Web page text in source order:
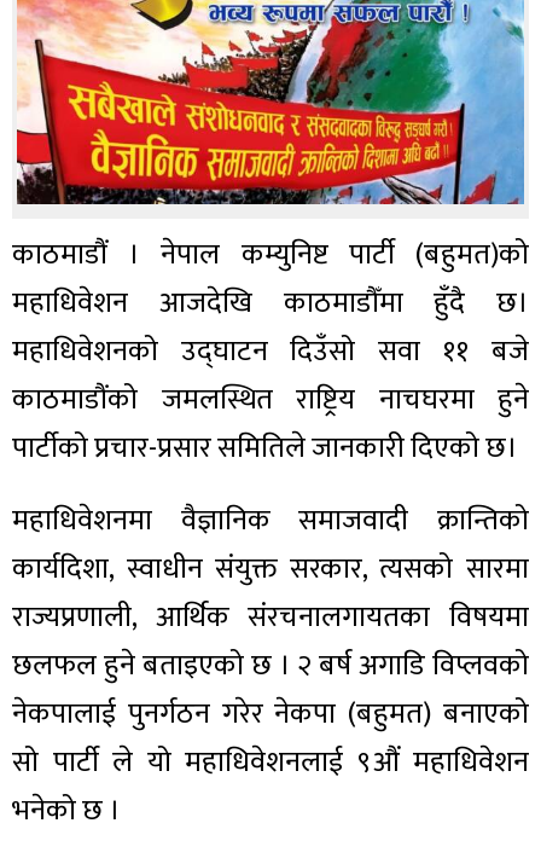
काठमाडौं । नेपाल कम्युनिष्ट पार्टी (बहुमत)को
महाधिवेशन आजदेखि काठमाडौँमा हुँदै छ।
महाधिवेशनको उद्घाटन दिउँसो सवा ११ बजे
काठमाडौंको जमलस्थित राष्ट्रिय नाचघरमा हुने
पार्टीको प्रचार-प्रसार समितिले जानकारी दिएको छ।
महाधिवेशनमा वैज्ञानिक समाजवादी क्रान्तिको
कार्यदिशा, स्वाधीन संयुक्त सरकार, त्यसको सारमा
राज्यप्रणाली, आर्थिक संरचनालगायतका विषयमा
छलफल हुने बताइएको छ । २ बर्ष अगाडि विप्लवको
नेकपालाई पुनर्गठन गरेर नेकपा (बहुमत) बनाएको
सो पार्टी ले यो महाधिवेशनलाई ९औं महाधिवेशन
भनेको छ ।